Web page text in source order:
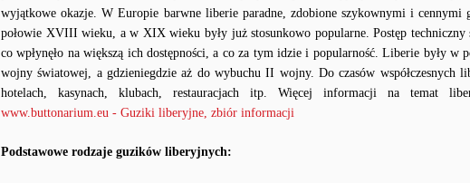
wyjątkowe okazje. W Europie barwne liberie paradne, zdobione szykownymi i cennymi
połowie XVIII wieku, a w XIX wieku były już stosunkowo popularne. Postęp techniczny
co wpłynęło na większą ich dostępności, a co za tym idzie i popularność. Liberie były w
wojny światowej, a gdzieniegdzie aż do wybuchu II wojny. Do czasów współczesnych
hotelach, kasynach, klubach, restauracjach itp. Więcej informacji na temat
www.buttonarium.eu - Guziki liberyjne, zbiór informacji
Podstawowe rodzaje guzików liberyjnych: